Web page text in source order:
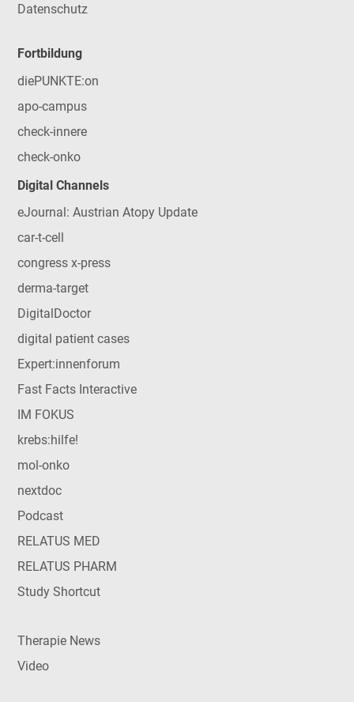
Datenschutz
Fortbildung
diePUNKTE:on
apo-campus
check-innere
check-onko
Digital Channels
eJournal: Austrian Atopy Update
car-t-cell
congress x-press
derma-target
DigitalDoctor
digital patient cases
Expert:innenforum
Fast Facts Interactive
IM FOKUS
krebs:hilfe!
mol-onko
nextdoc
Podcast
RELATUS MED
RELATUS PHARM
Study Shortcut
Therapie News
Video